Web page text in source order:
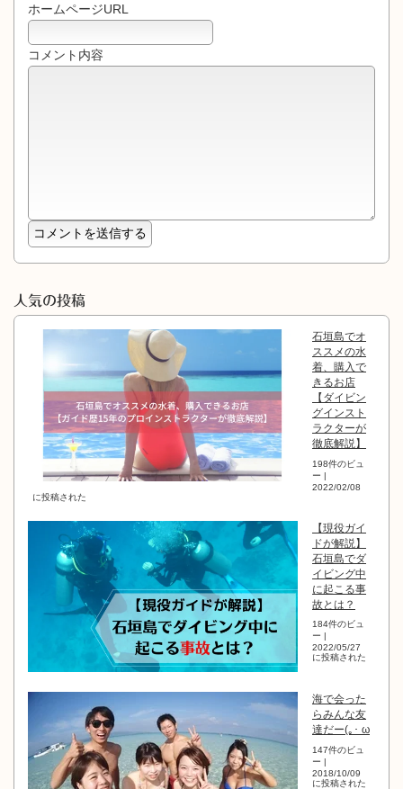
ホームページURL
コメント内容
人気の投稿
石垣島でオ
ススメの水
着、購入で
きるお店
【ダイビン
グインスト
ラクターが
徹底解説】
198件のビュ
ー |
2022/02/08
に投稿された
【現役ガイ
ドが解説】
石垣島でダ
イビング中
に起こる事
故とは？
184件のビュ
ー |
2022/05/27
に投稿された
海で会った
らみんな友
達だー(｡･ ω
147件のビュ
ー |
2018/10/09
に投稿された